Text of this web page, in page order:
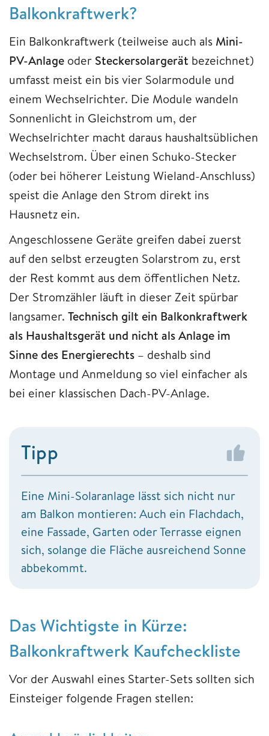
Balkonkraftwerk?
Ein Balkonkraftwerk (teilweise auch als Mini-
PV-Anlage oder Steckersolargerät bezeichnet)
umfasst meist ein bis vier Solarmodule und
einem Wechselrichter. Die Module wandeln
Sonnenlicht in Gleichstrom um, der
Wechselrichter macht daraus haushaltsüblichen
Wechselstrom. Über einen Schuko-Stecker
(oder bei höherer Leistung Wieland-Anschluss)
speist die Anlage den Strom direkt ins
Hausnetz ein.
Angeschlossene Geräte greifen dabei zuerst
auf den selbst erzeugten Solarstrom zu, erst
der Rest kommt aus dem öffentlichen Netz.
Der Stromzähler läuft in dieser Zeit spürbar
langsamer. Technisch gilt ein Balkonkraftwerk
als Haushaltsgerät und nicht als Anlage im
Sinne des Energierechts – deshalb sind
Montage und Anmeldung so viel einfacher als
bei einer klassischen Dach-PV-Anlage.
Tipp
Eine Mini-Solaranlage lässt sich nicht nur
am Balkon montieren: Auch ein Flachdach,
eine Fassade, Garten oder Terrasse eignen
sich, solange die Fläche ausreichend Sonne
abbekommt.
Das Wichtigste in Kürze:
Balkonkraftwerk Kaufcheckliste
Vor der Auswahl eines Starter-Sets sollten sich
Einsteiger folgende Fragen stellen: